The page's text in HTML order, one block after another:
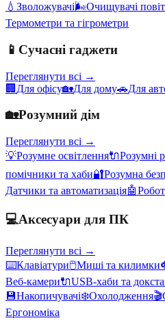
💧 Зволожувачі🌬️Очищувачі
Термометри та гігрометри
📱 Сучасні гаджети
Переглянути всі →
🏢 Для офісу🏡Для дому🚗Для
🏡Розумний дім
Переглянути всі →
💡Розумне освітлення🔌Розумні
помічники та хаби🔐Розумна
Датчики та автоматизація🤖
💻Аксесуари для ПК
Переглянути всі →
⌨️Клавіатури🖱️Миші та килимки
Веб-камери🔌USB-хаби та
💾Накопичувачі❄️Охолодження🎬
Ергономіка